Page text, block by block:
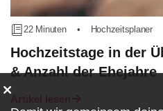
22 Minuten • Hochzeitsplaner
Hochzeitstage in der
& Anzahl der Ehejahre
Artikel lesen